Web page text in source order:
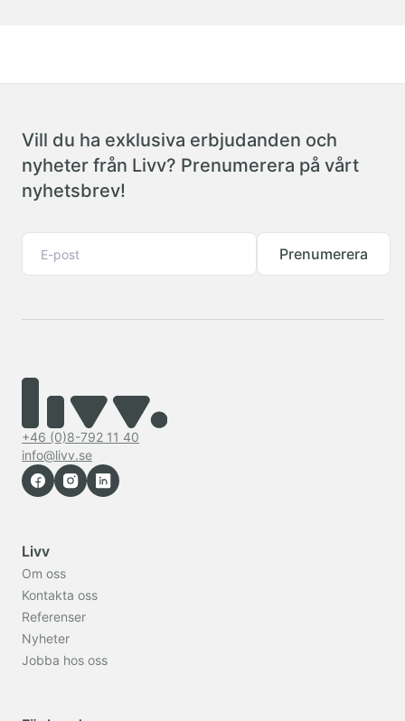
Vill du ha exklusiva erbjudanden och
nyheter från Livv? Prenumerera på vårt
nyhetsbrev!
Prenumerera
+46 (0)8-792 11 40
info@livv.se
Livv
Om oss
Kontakta oss
Referenser
Nyheter
Jobba hos oss